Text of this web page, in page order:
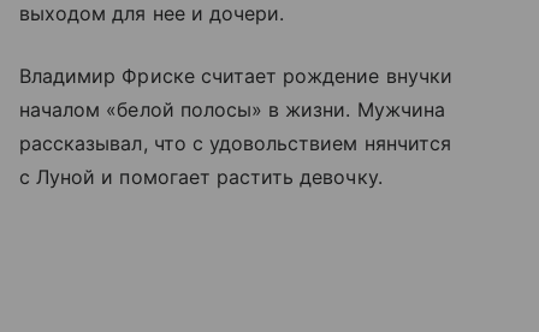
выходом для нее и дочери.
Владимир Фриске считает рождение внучки
началом «белой полосы» в жизни. Мужчина
рассказывал, что с удовольствием нянчится
с Луной и помогает растить девочку.